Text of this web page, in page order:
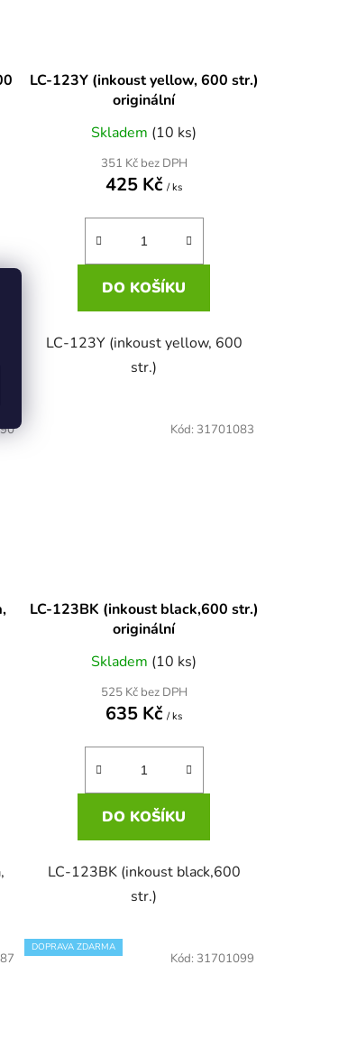
LC-123Y (inkoust yellow, 600 str.)
originální
Skladem (10 ks)
351 Kč bez DPH
425 Kč/ ks
DO KOŠÍKU
LC-123Y (inkoust yellow, 600
str.)
LC-123BK (inkoust black,600 str.)
originální
Skladem (10 ks)
525 Kč bez DPH
635 Kč/ ks
DO KOŠÍKU
LC-123BK (inkoust black,600
str.)
Kód: 31701083
DOPRAVA ZDARMA
Kód: 31701099